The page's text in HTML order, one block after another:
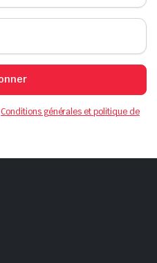
Conditions générales et politique de